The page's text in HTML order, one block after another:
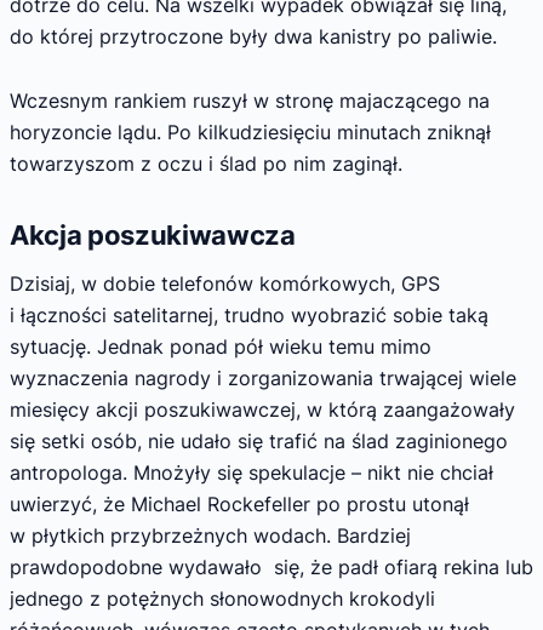
do której przytroczone były dwa kanistry po paliwie.
Wczesnym rankiem ruszył w stronę majaczącego na
horyzoncie lądu. Po kilkudziesięciu minutach zniknął
towarzyszom z oczu i ślad po nim zaginął.
Akcja poszukiwawcza
Dzisiaj, w dobie telefonów komórkowych, GPS
i łączności satelitarnej, trudno wyobrazić sobie taką
sytuację. Jednak ponad pół wieku temu mimo
wyznaczenia nagrody i zorganizowania trwającej wiele
miesięcy akcji poszukiwawczej, w którą zaangażowały
się setki osób, nie udało się trafić na ślad zaginionego
antropologa. Mnożyły się spekulacje – nikt nie chciał
uwierzyć, że Michael Rockefeller po prostu utonął
w płytkich przybrzeżnych wodach. Bardziej
prawdopodobne wydawało się, że padł ofiarą rekina lub
jednego z potężnych słonowodnych krokodyli